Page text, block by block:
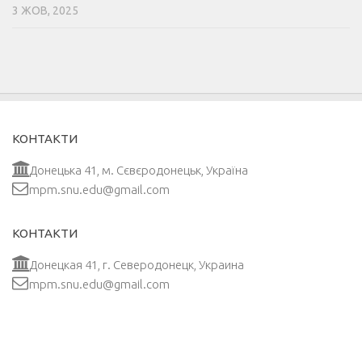
3 ЖОВ, 2025
КОНТАКТИ
Донецька 41, м. Сєвєродонецьк, Україна
mpm.snu.edu@gmail.com
КОНТАКТИ
Донецкая 41, г. Северодонецк, Украина
mpm.snu.edu@gmail.com